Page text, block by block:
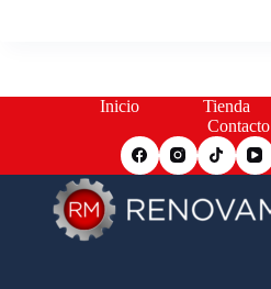
Inicio Tienda
Contacto